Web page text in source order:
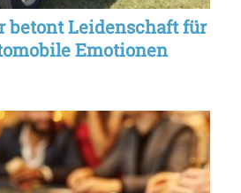
betont Leidenschaft für
Emotionen